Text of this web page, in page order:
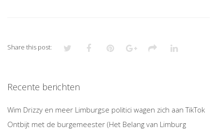
Share this post:
Recente berichten
Wim Drizzy en meer Limburgse politici wagen zich aan TikTok
Ontbijt met de burgemeester (Het Belang van Limburg